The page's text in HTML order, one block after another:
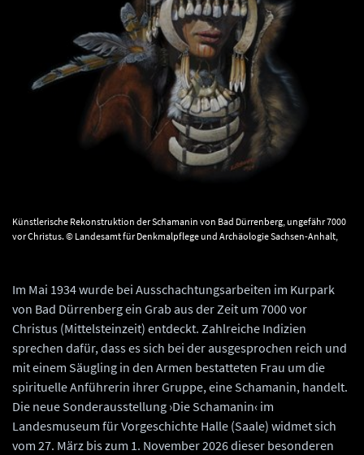
Künstlerische Rekonstruktion der Schamanin von Bad Dürrenberg, ungefähr 7000
vor Christus. © Landesamt für Denkmalpflege und Archäologie Sachsen-Anhalt,
Im Mai 1934 wurde bei Ausschachtungsarbeiten im Kurpark
von Bad Dürrenberg ein Grab aus der Zeit um 7000 vor
Christus (Mittelsteinzeit) entdeckt. Zahlreiche Indizien
sprechen dafür, dass es sich bei der ausgesprochen reich und
mit einem Säugling in den Armen bestatteten Frau um die
spirituelle Anführerin ihrer Gruppe, eine Schamanin, handelt.
Die neue Sonderausstellung ›Die Schamanin‹ im
Landesmuseum für Vorgeschichte Halle (Saale) widmet sich
vom 27. März bis zum 1. November 2026 dieser besonderen